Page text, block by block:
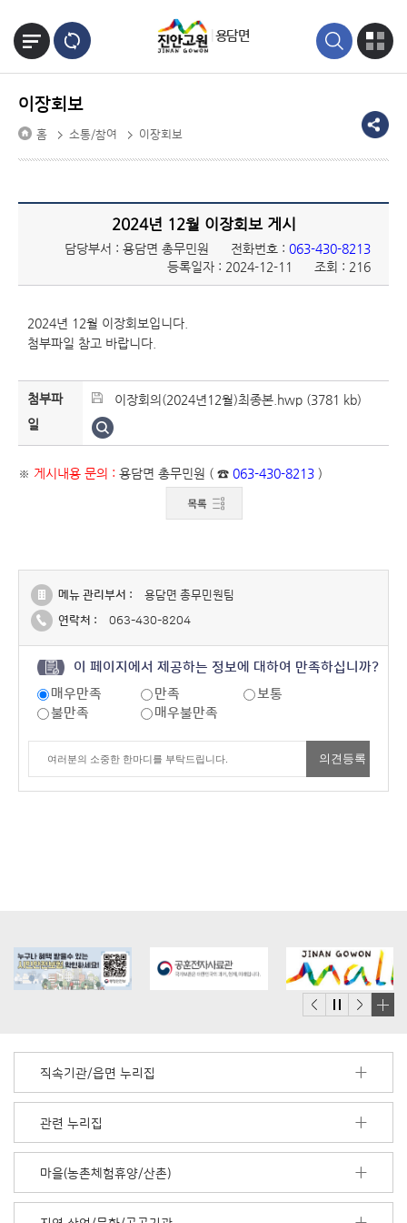
용담면
이장회보
홈 소통/참여 이장회보
2024년 12월 이장회보 게시
담당부서 : 용담면 총무민원 전화번호 : 063-430-8213
등록일자 : 2024-12-11
조회 : 216
2024년 12월 이장회보입니다.
첨부파일 참고 바랍니다.
첨부파
일
이장회의(2024년12월)최종본.hwp (3781 kb)
※ 게시내용 문의 : 용담면 총무민원 ( ☎ 063-430-8213 )
메뉴 관리부서 :
용담면 총무민원팀
연락처 :
063-430-8204
이 페이지에서 제공하는 정보에 대하여 만족하십니까?
매우만족
만족
보통
불만족
매우불만족
더
기
직속기관/읍면 누리집
관련 누리집
마을(농촌체험휴양/산촌)